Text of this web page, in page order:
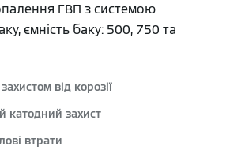
ГВП з системою
ємність баку: 500, 750 та
від корозії
катодний захист
втрати